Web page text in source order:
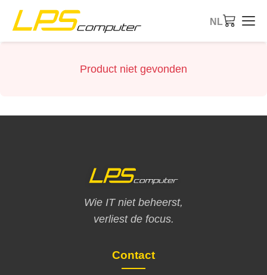
NL
Product niet gevonden
Wie IT niet beheerst,
verliest de focus.
Contact